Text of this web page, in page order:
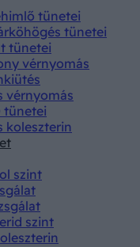
tünetei
tünetei
tünetei
vérnyomás
vérnyomás
tünetei
koleszterin
szint
szint